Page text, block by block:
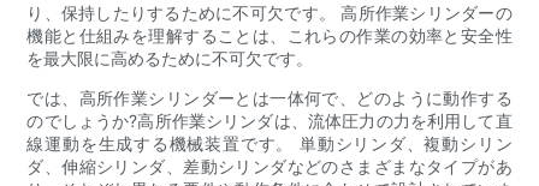
り、保持したりするために不可欠です。 高所作業シリンダーの
機能と仕組みを理解することは、これらの作業の効率と安全性
を最大限に高めるために不可欠です。
では、高所作業シリンダーとは一体何で、どのように動作する
のでしょうか?高所作業シリンダは、流体圧力の力を利用して直
線運動を生成する機械装置です。 単動シリンダ、複動シリン
ダ、伸縮シリンダ、差動シリンダなどのさまざまなタイプがあ